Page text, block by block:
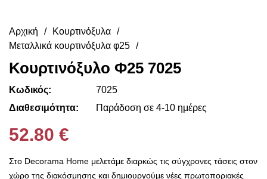
Αρχική
Κουρτινόξυλα
Μεταλλικά κουρτινόξυλα φ25
Κουρτινόξυλο Φ25 7025
Κωδικός:
7025
Διαθεσιμότητα:
Παράδοση σε 4-10 ημέρες
52.80 €
Στο Decorama Home μελετάμε διαρκώς τις σύγχρονες τάσεις στον
χώρο της διακόσμησης και δημιουργούμε νέες πρωτοποριακές